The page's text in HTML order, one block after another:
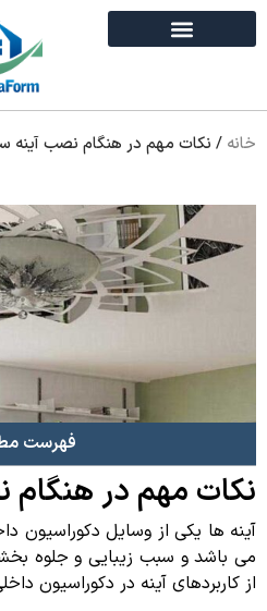
خانه / نکات مهم در هنگام نصب آینه
فهرست
نکات مهم در
آینه ها یکی از وسایل دکوراسیون
می باشد و سبب زیبایی و جلوه
از کاربردهای آینه در دکوراسیون